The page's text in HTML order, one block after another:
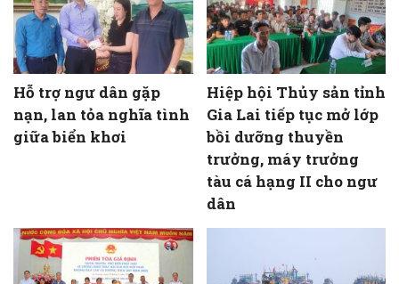
Hỗ trợ ngư dân gặp
nạn, lan tỏa nghĩa tình
giữa biển khơi
Hiệp hội Thủy sản tỉnh
Gia Lai tiếp tục mở lớp
bồi dưỡng thuyền
trưởng, máy trưởng
tàu cá hạng II cho ngư
dân